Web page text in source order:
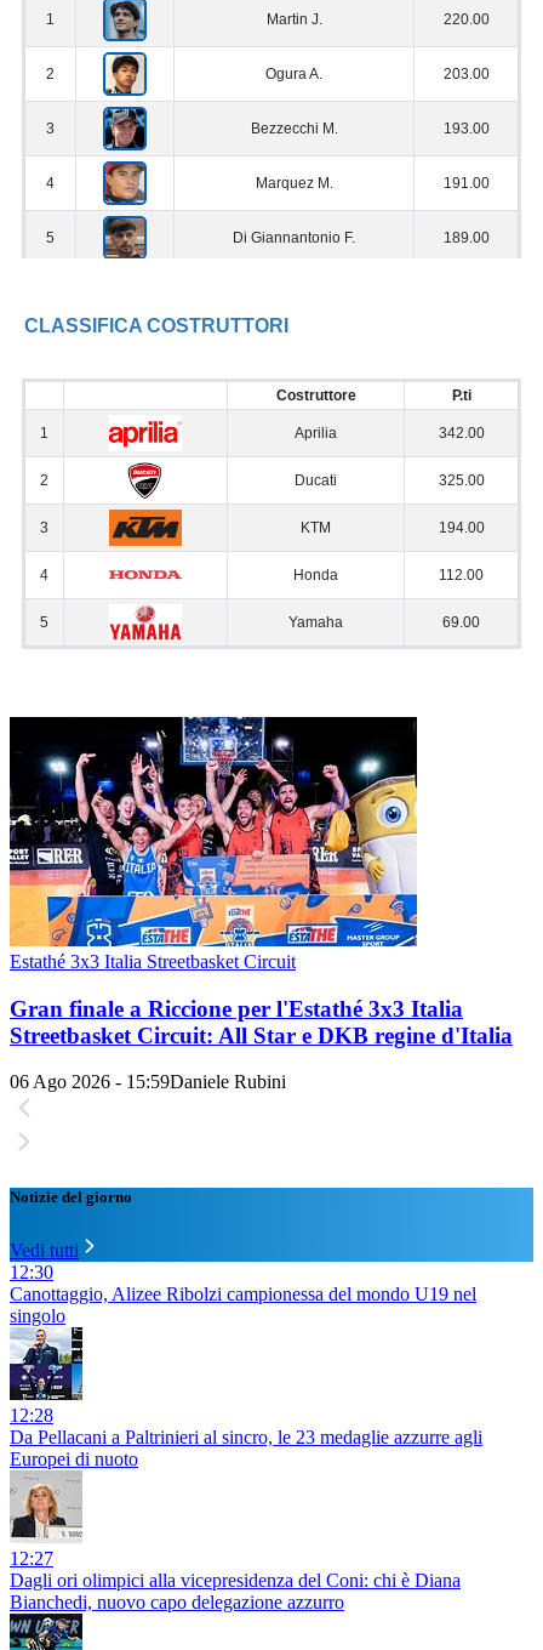
Estathé 3x3 Italia Streetbasket Circuit
Gran finale a Riccione per l'Estathé 3x3 Italia
Streetbasket Circuit: All Star e DKB regine d'Italia
06 Ago 2026 - 15:59Daniele Rubini
Notizie del giorno
Vedi tutti
12:30
Canottaggio, Alizee Ribolzi campionessa del mondo U19 nel
singolo
12:28
Da Pellacani a Paltrinieri al sincro, le 23 medaglie azzurre agli
Europei di nuoto
12:27
Dagli ori olimpici alla vicepresidenza del Coni: chi è Diana
Bianchedi, nuovo capo delegazione azzurro